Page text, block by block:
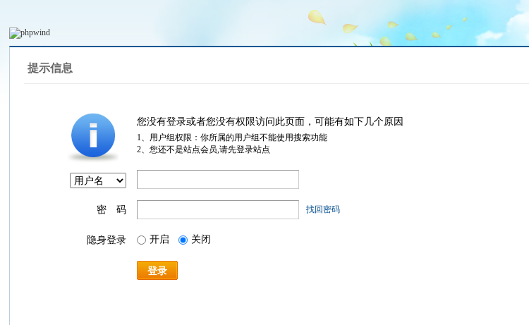
提示信息
您没有登录或者您没有权限访问此页面，可能有如下几个原因
1、用户组权限：你所属的用户组不能使用搜索功能
2、您还不是站点会员,请先登录站点
密 码 找回密码
隐身登录 开启 关闭
登录